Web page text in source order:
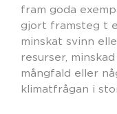
fram goda
gjort framsteg t
minskat svinn
resurser,
mångfald eller
klimatfrågan i